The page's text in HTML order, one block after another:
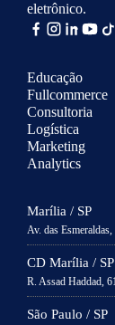
eletrônico.
Educação
Fullcommerce
Consultoria
Logística
Marketing
Analytics
Marília / SP
Av. das
CD Marília / SP
R. Assad Haddad,
São Paulo / SP